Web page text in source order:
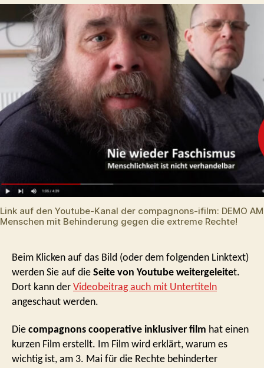
zur
Demo
am
3. Mai
2024
Link auf den Youtube-Kanal der compagnons-ifilm: DEMO
Menschen mit Behinderung gegen die extreme Rechte!
Beim Klicken auf das Bild (oder dem folgenden Linktext)
werden Sie auf die Seite von Youtube weitergeleitet.
Dort kann der Videobeitrag auch mit Untertiteln
angeschaut werden.
Die compagnons cooperative inklusiver film hat einen
kurzen Film erstellt. Im Film wird erklärt, warum es
wichtig ist, am 3. Mai für die Rechte behinderter